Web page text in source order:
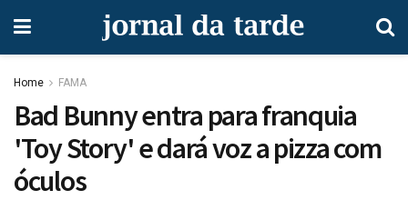
Home FAMA
Bad Bunny entra para franquia
'Toy Story' e dará voz a pizza com
óculos